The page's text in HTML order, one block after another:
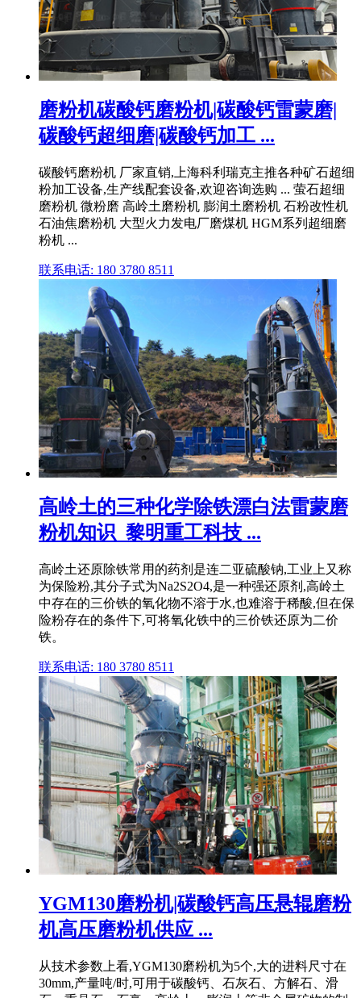
磨粉机碳酸钙磨粉机|碳酸钙雷蒙磨|
碳酸钙超细磨|碳酸钙加工 ...
碳酸钙磨粉机 厂家直销,上海科利瑞克主推各种矿石超细
粉加工设备,生产线配套设备,欢迎咨询选购 ... 萤石超细
磨粉机 微粉磨 高岭土磨粉机 膨润土磨粉机 石粉改性机
石油焦磨粉机 大型火力发电厂磨煤机 HGM系列超细磨
粉机 ...
联系电话: 180 3780 8511
高岭土的三种化学除铁漂白法雷蒙磨
粉机知识_黎明重工科技 ...
高岭土还原除铁常用的药剂是连二亚硫酸钠,工业上又称
为保险粉,其分子式为Na2S2O4,是一种强还原剂,高岭土
中存在的三价铁的氧化物不溶于水,也难溶于稀酸,但在保
险粉存在的条件下,可将氧化铁中的三价铁还原为二价
铁。
联系电话: 180 3780 8511
YGM130磨粉机|碳酸钙高压悬辊磨粉
机高压磨粉机供应 ...
从技术参数上看,YGM130磨粉机为5个,大的进料尺寸在
30mm,产量吨/时,可用于碳酸钙、石灰石、方解石、滑